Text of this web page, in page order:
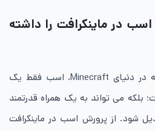
در ماینکرافت را داشته
در این مقاله بررسی کردیم که در دنیای Minecraft، اسب فقط یک
بلکه می تواند به یک همراه قدرتمند
شود. از پرورش اسب در ماینکرافت